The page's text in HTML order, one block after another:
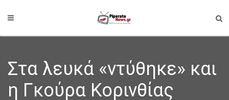
Στα λευκά «ντύθηκε» και
η Γκούρα Κορινθίας